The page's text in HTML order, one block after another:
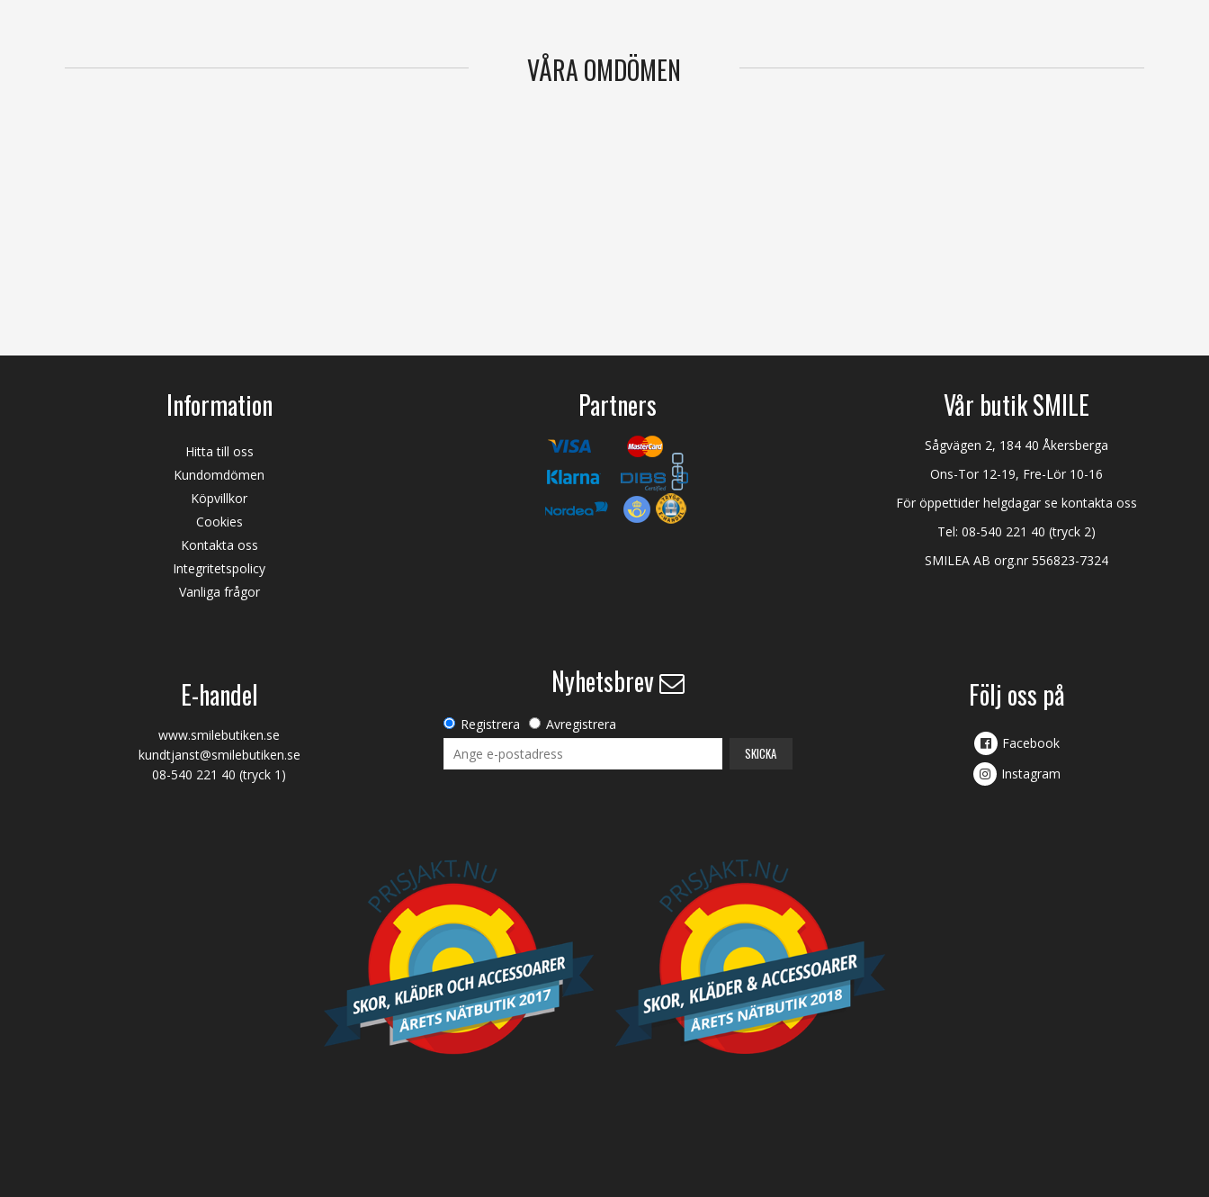
VÅRA OMDÖMEN
Information
Hitta till oss
Kundomdömen
Köpvillkor
Cookies
Kontakta oss
Integritetspolicy
Vanliga frågor
Partners Vår butik SMILE
Sågvägen 2, 184 40 Åkersberga
Ons-Tor 12-19, Fre-Lör 10-16
För öppettider helgdagar se kontakta oss
Tel:08-540 221 40 (tryck 2)
SMILEA AB org.nr 556823-7324
E-handel
www.smilebutiken.se
kundtjanst@smilebutiken.se
08-540 221 40 (tryck 1)
Nyhetsbrev
Registrera Avregistrera
SKICKA
Följ oss på
Facebook
Instagram